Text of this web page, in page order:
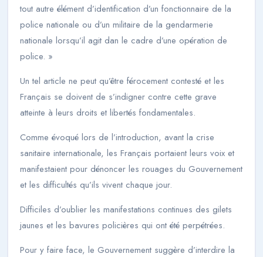
tout autre élément d’identification d’un fonctionnaire de la
police nationale ou d’un militaire de la gendarmerie
nationale lorsqu’il agit dan le cadre d’une opération de
police. »
Un tel article ne peut qu’être férocement contesté et les
Français se doivent de s’indigner contre cette grave
atteinte à leurs droits et libertés fondamentales.
Comme évoqué lors de l’introduction, avant la crise
sanitaire internationale, les Français portaient leurs voix et
manifestaient pour dénoncer les rouages du Gouvernement
et les difficultés qu’ils vivent chaque jour.
Difficiles d’oublier les manifestations continues des gilets
jaunes et les bavures policières qui ont été perpétrées.
Pour y faire face, le Gouvernement suggère d’interdire la